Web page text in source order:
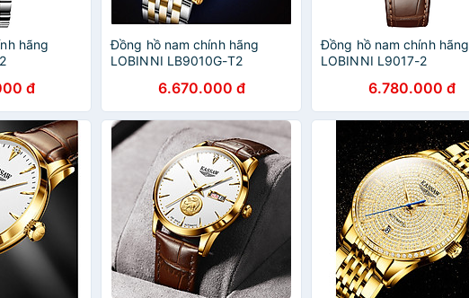
hãng
đ
Đồng hồ nam chính hãng
LOBINNI LB9010G-T2
6.670.000 đ
Đồng hồ nam chính hãng
LOBINNI L9017-2
6.780.000 đ